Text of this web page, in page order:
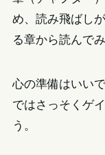
め、読み飛ばし
る章から読んで
心の準備はいい
ではさっそくゲ
う。